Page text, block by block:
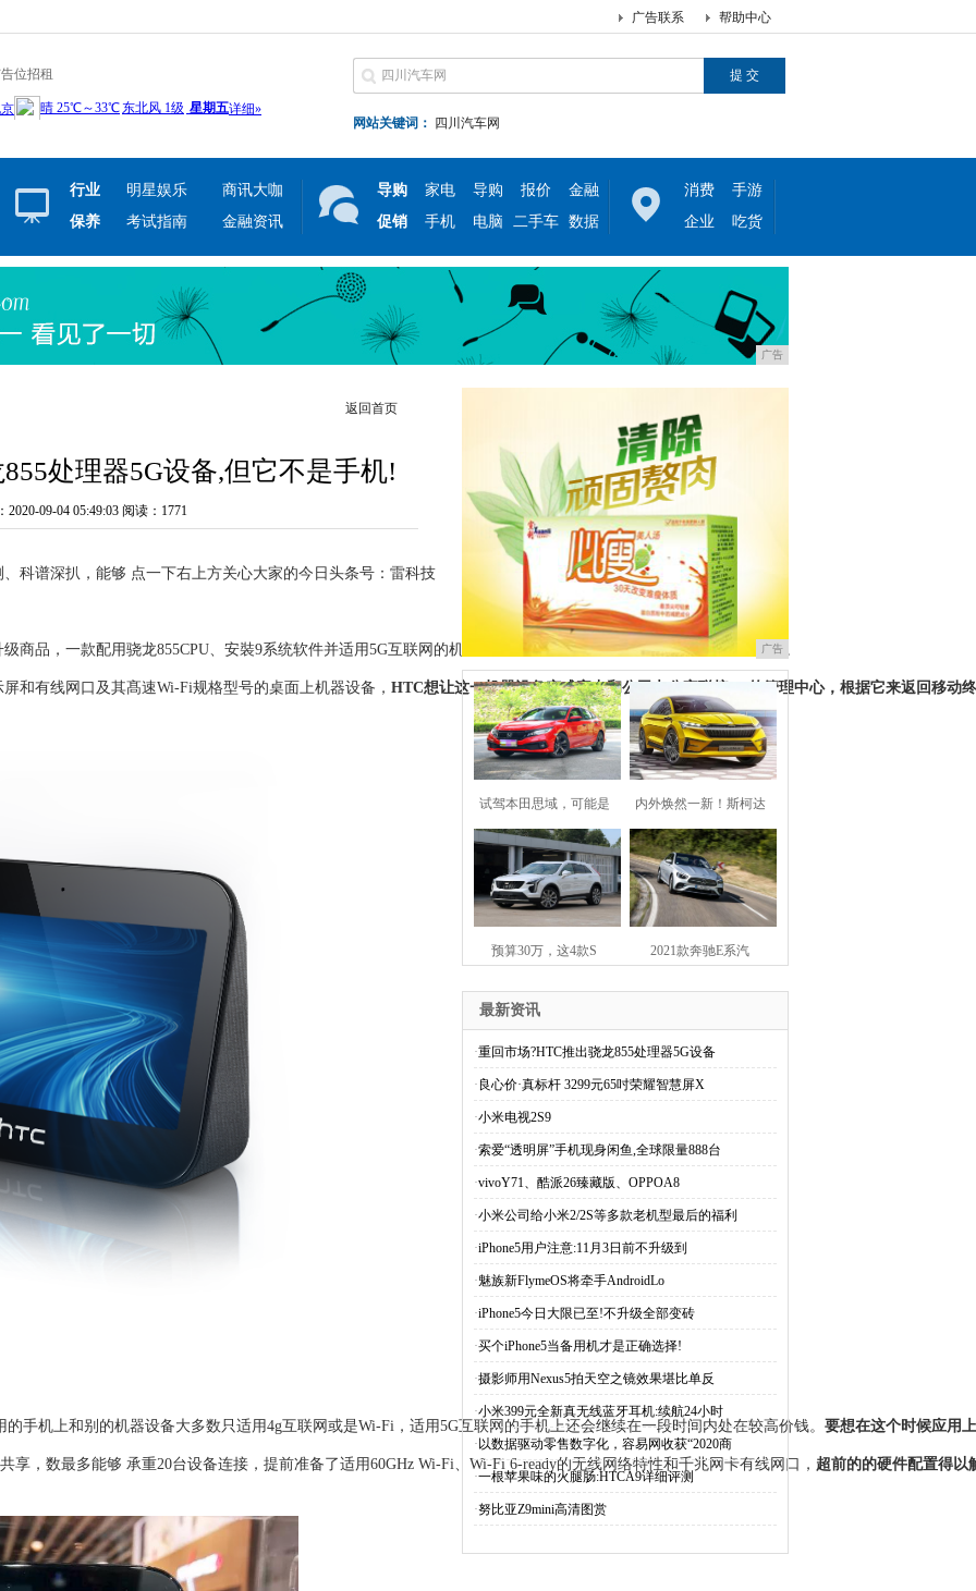
帮助中心
广告联系
位招租
网站关键词： 四川汽车网
行业 明星娱乐
商讯大咖
保养
考试指南 金融资讯
导购 家电 导购 报价
金融
促销
手机 电脑 二手车 数据
消费
手游
企业
吃货
广告
返回首页
处理器5G设备,但它不是手机!
2020-09-04 05:49:03 阅读：1771
科谱深扒，能够 点一下右上方关心大家的今日头条号：雷科技
商品，一款配用骁龙855CPU、安裝9系统软件并适用5G互联网的机器设备，但并不是说HTC公布了她们的新旗舰机。
和有线网口及其髙速Wi-Fi规格型号的桌面上机器设备， HTC想让这一机器设备变成家中和公司办公室联接5G的管理中心，根据它来返回移动
手机上和别的机器设备大多数只适用4g互联网或是Wi-Fi，适用5G互联网的手机上还会继续在一段时间内处在较高价钱。 要想在这个时候应用
享，数最多能够 承重20台设备连接，提前准备了适用60GHz Wi-Fi、Wi-Fi 6-ready的无线网络特性和千兆网卡有线网口， 超前的的硬件配置得以
广告
试驾本田思域，可能是 内外焕然一新！斯柯达
预算30万，这4款S 2021款奔驰E系汽
最新资讯
·重回市场?HTC推出骁龙855处理器5G设备
· 良心价·真标杆 3299元65吋荣耀智慧屏X
·小米电视2S9
·索爱“透明屏”手机现身闲鱼,全球限量888台
·vivoY71、酷派26臻藏版、OPPOA8
·小米公司给小米2/2S等多款老机型最后的福利
·iPhone5用户注意:11月3日前不升级到
·魅族新FlymeOS将牵手AndroidLo
·iPhone5今日大限已至!不升级全部变砖
·买个iPhone5当备用机才是正确选择!
·摄影师用Nexus5拍天空之镜效果堪比单反
·小米399元全新真无线蓝牙耳机:续航24小时
· 以数据驱动零售数字化，容易网收获“2020商
·一根苹果味的火腿肠:HTCA9详细评测
·努比亚Z9mini高清图赏